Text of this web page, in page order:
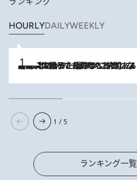
HOURLYDAILYWEEKLY
2026.8.5
【阿川佐和子さんの年とる力】なぜ70代で始めた趣味は“こんなに楽しい”のか？ ピアノ、俳句…スランプに陥っても続けられる“ある秘訣”とは
1 / 5
ランキング一覧